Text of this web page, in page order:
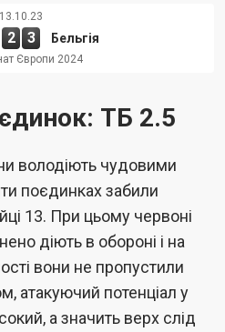
13.10.23
2 3 Бельгія
Європи 2024
ТБ 2.5
володіють чудовими
поєдинках забили
13. При цьому червоні
діють в обороні і на
вони не пропустили
атакуючий потенціал у
а значить верх слід